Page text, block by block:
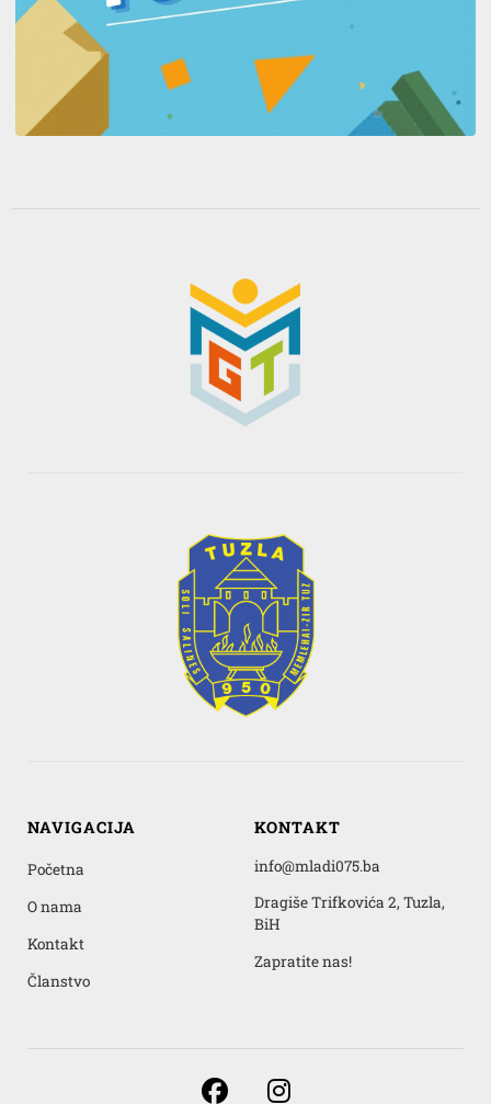
NAVIGACIJA
Početna
O nama
Kontakt
Članstvo
KONTAKT
info@mladi075.ba
Dragiše Trifkovića 2, Tuzla,
BiH
Zapratite nas!